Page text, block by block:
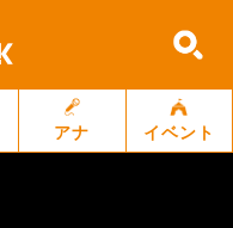
アナ イベント